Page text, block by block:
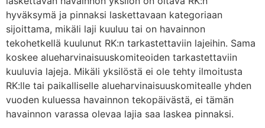
hyväksymä ja pinnaksi laskettavaan kategoriaan
sijoittama, mikäli laji kuuluu tai on havainnon
tekohetkellä kuulunut RK:n tarkastettaviin lajeihin. Sama
koskee alueharvinaisuuskomiteoiden tarkastettaviin
kuuluvia lajeja. Mikäli yksilöstä ei ole tehty ilmoitusta
RK:lle tai paikalliselle alueharvinaisuuskomitealle yhden
vuoden kuluessa havainnon tekopäivästä, ei tämän
havainnon varassa olevaa lajia saa laskea pinnaksi.